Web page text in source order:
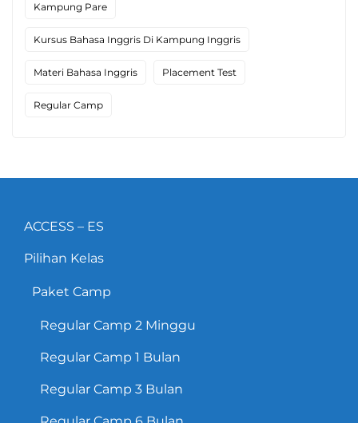
Kampung Pare
Kursus Bahasa Inggris Di Kampung Inggris
Materi Bahasa Inggris Placement Test
Regular Camp
ACCESS – ES
Pilihan Kelas
Paket Camp
Regular Camp 2 Minggu
Regular Camp 1 Bulan
Regular Camp 3 Bulan